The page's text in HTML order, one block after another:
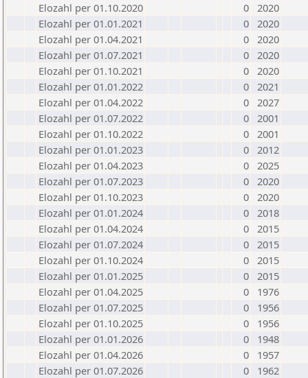
Elozahl per 01.10.2020
0 2020
Elozahl per 01.01.2021
0 2020
Elozahl per 01.04.2021
0 2020
Elozahl per 01.07.2021
0 2020
Elozahl per 01.10.2021
0 2020
Elozahl per 01.01.2022
0 2021
Elozahl per 01.04.2022
0 2027
Elozahl per 01.07.2022
0 2001
Elozahl per 01.10.2022
0 2001
Elozahl per 01.01.2023
0 2012
Elozahl per 01.04.2023
0 2025
Elozahl per 01.07.2023
0 2020
Elozahl per 01.10.2023
0 2020
Elozahl per 01.01.2024
0 2018
Elozahl per 01.04.2024
0 2015
Elozahl per 01.07.2024
0 2015
Elozahl per 01.10.2024
0 2015
Elozahl per 01.01.2025
0 2015
Elozahl per 01.04.2025
0
1976
Elozahl per 01.07.2025
0
1956
Elozahl per 01.10.2025
0
1956
Elozahl per 01.01.2026
0
1948
Elozahl per 01.04.2026
0
1957
Elozahl per 01.07.2026
0
1962